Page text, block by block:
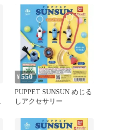
¥550
PUPPET SUNSUN めじる
しアクセサリー